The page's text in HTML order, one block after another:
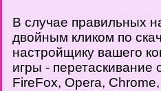
В случае правильных
двойным кликом по
настройщику вашего
игры -
FireFox, Opera,